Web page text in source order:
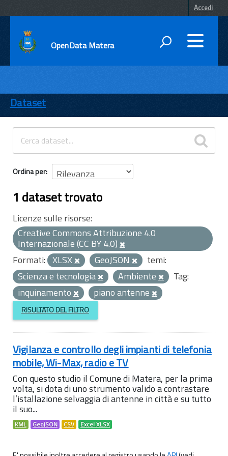
Accedi
OpenData Matera
ENTI
TEMI
INFORMAZIONI
Dataset
Ordina per
1 dataset trovato
Licenze sulle risorse:
Creative Commons Attribuzione 4.0
Internazionale (CC BY 4.0)
Formati: XLSX GeoJSON
temi:
Scienza e tecnologia
Ambiente
Tag:
inquinamento
piano antenne
RISULTATO DEL FILTRO
Vigilanza e controllo degli impianti di telefonia
mobile, Wi-Max, radio e TV
Con questo studio il Comune di Matera, per la prima
volta, si dota di uno strumento valido a contrastare
l’istallazione selvaggia di antenne in città e su tutto
il suo...
KML GeoJSON CSV Excel XLSX